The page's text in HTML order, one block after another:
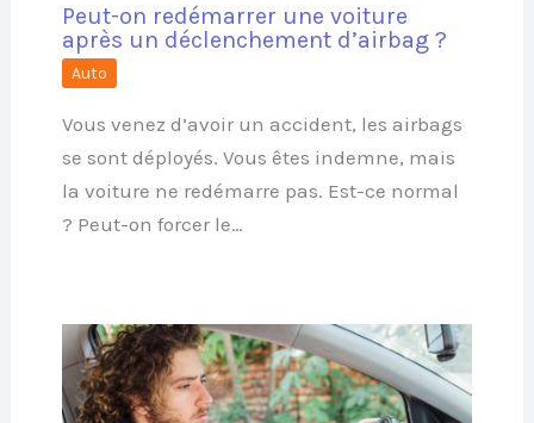
Peut-on redémarrer une voiture
après un déclenchement d’airbag ?
Auto
Vous venez d’avoir un accident, les airbags
se sont déployés. Vous êtes indemne, mais
la voiture ne redémarre pas. Est-ce normal
? Peut-on forcer le…